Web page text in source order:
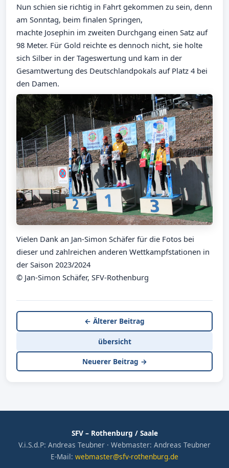
Nun schien sie richtig in Fahrt gekommen zu sein, denn
am Sonntag, beim finalen Springen,
machte Josephin im zweiten Durchgang einen Satz auf
98 Meter. Für Gold reichte es dennoch nicht, sie holte
sich Silber in der Tageswertung und kam in der
Gesamtwertung des Deutschlandpokals auf Platz 4 bei
den Damen.
Vielen Dank an Jan-Simon Schäfer für die Fotos bei
dieser und zahlreichen anderen Wettkampfstationen in
der Saison 2023/2024
© Jan-Simon Schäfer, SFV-Rothenburg
← Älterer Beitrag
übersicht
Neuerer Beitrag →
SFV – Rothenburg / Saale
V.i.S.d.P: Andreas Teubner · Webmaster: Andreas Teubner
E-Mail: webmaster@sfv-rothenburg.de